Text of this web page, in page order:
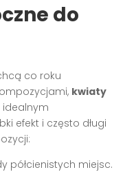
do
co roku
kwiaty
idealnym
efekt i często długi
półcienistych miejsc.